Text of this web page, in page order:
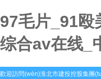
97毛片_91殴
综合av在线_
歡迎訪問(wèn)淮北市建投控股集團